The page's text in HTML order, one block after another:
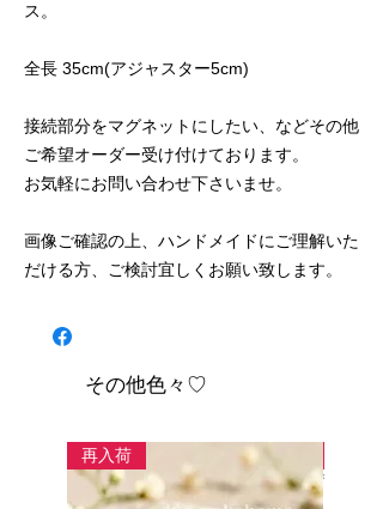
ス。
全長 35cm(アジャスター5cm)
接続部分をマグネットにしたい、などその他
ご希望オーダー受け付けております。
お気軽にお問い合わせ下さいませ。
画像ご確認の上、ハンドメイドにご理解いた
だける方、ご検討宜しくお願い致します。
その他色々♡
再入荷